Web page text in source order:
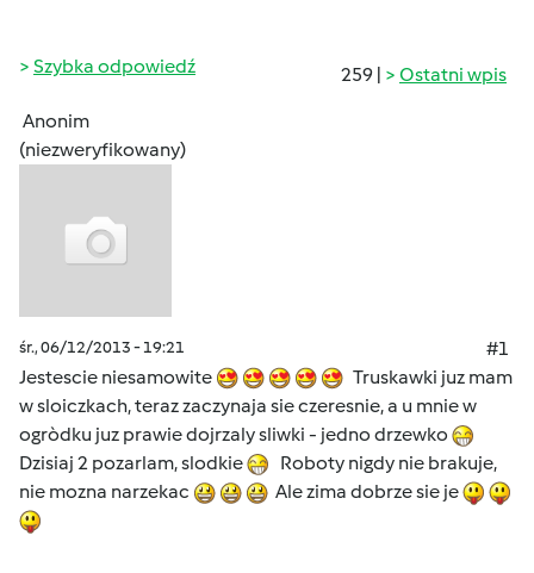
259 | Ostatni wpis
Szybka odpowiedź
Anonim
(niezweryfikowany)
śr., 06/12/2013 - 19:21
#1
Jestescie niesamowite
Truskawki juz mam
w sloiczkach, teraz zaczynaja sie czeresnie, a u mnie w
ogròdku juz prawie dojrzaly sliwki - jedno drzewko
Dzisiaj 2 pozarlam, slodkie
Roboty nigdy nie brakuje,
nie mozna narzekac
Ale zima dobrze sie je